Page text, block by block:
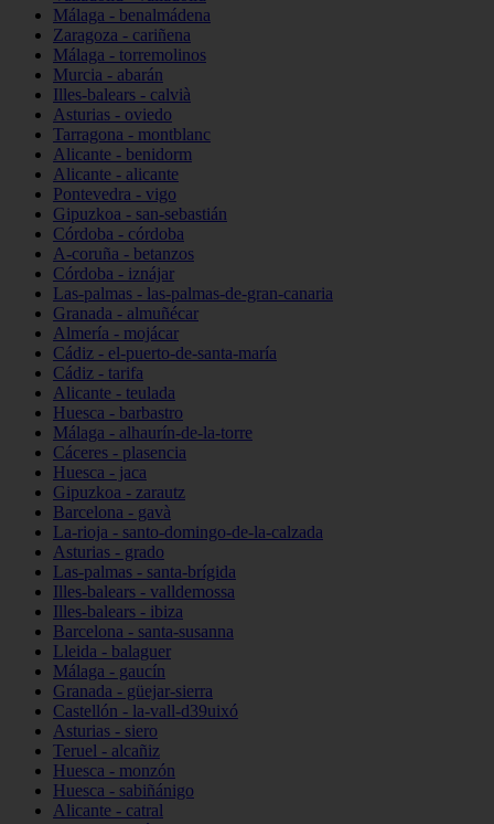
Málaga - benalmádena
Zaragoza - cariñena
Málaga - torremolinos
Murcia - abarán
Illes-balears - calvià
Asturias - oviedo
Tarragona - montblanc
Alicante - benidorm
Alicante - alicante
Pontevedra - vigo
Gipuzkoa - san-sebastián
Córdoba - córdoba
A-coruña - betanzos
Córdoba - iznájar
Las-palmas - las-palmas-de-gran-canaria
Granada - almuñécar
Almería - mojácar
Cádiz - el-puerto-de-santa-maría
Cádiz - tarifa
Alicante - teulada
Huesca - barbastro
Málaga - alhaurín-de-la-torre
Cáceres - plasencia
Huesca - jaca
Gipuzkoa - zarautz
Barcelona - gavà
La-rioja - santo-domingo-de-la-calzada
Asturias - grado
Las-palmas - santa-brígida
Illes-balears - valldemossa
Illes-balears - ibiza
Barcelona - santa-susanna
Lleida - balaguer
Málaga - gaucín
Granada - güejar-sierra
Castellón - la-vall-d39uixó
Asturias - siero
Teruel - alcañiz
Huesca - monzón
Huesca - sabiñánigo
Alicante - catral